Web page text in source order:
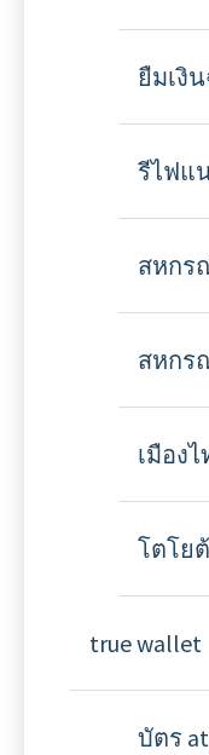
ยืมเงิ
รีไฟแ
สหกร
สหกร
เมือง
โตโย
true wallet
บัตร